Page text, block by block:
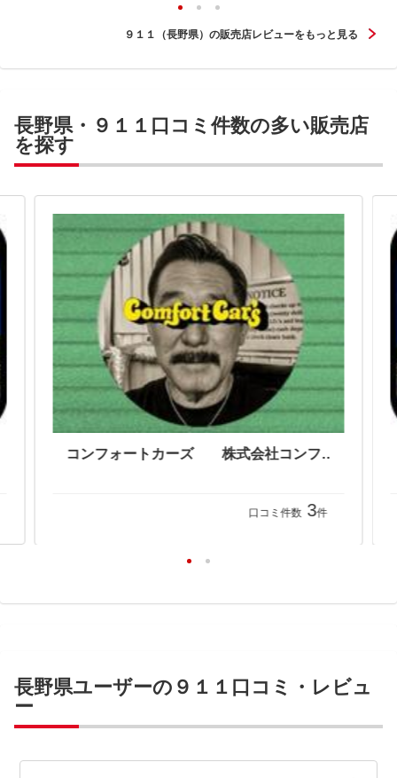
９１１（長野県）の販売店レビューをもっと見る
長野県・９１１口コミ件数の多い販売店
を探す
コンフォートカーズ 株式会社コンフォート
口コミ件数 3件
長野県ユーザーの９１１口コミ・レビュ
ー